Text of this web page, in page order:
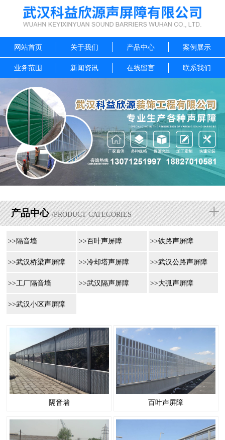
网站首页 关于我们 产品中心 案例展示
业务范围 新闻资讯 在线留言 联系我们
产品中心 /PRODUCT CATEGORIES +
>>隔音墙 >>百叶声屏障 >>铁路声屏障
>>武汉桥梁声屏障 >>冷却塔声屏障 >>武汉公路声屏障
>>工厂隔音墙 >>武汉隔声屏障 >>大弧声屏障
>>武汉小区声屏障
隔音墙 百叶声屏障